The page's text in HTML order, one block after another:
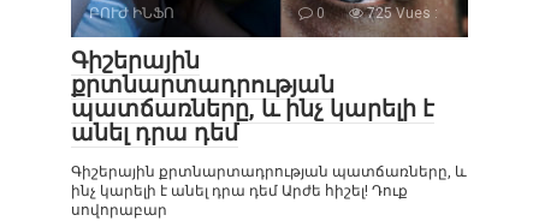
ԲՈՒԺ ԻՆՖՈ 0 725 Vues :
Գիշերային
քրտնարտադրության
պատճառները, և ինչ կարելի է
անել դրա դեմ
Գիշերային քրտնարտադրության պատճառները, և
ինչ կարելի է անել դրա դեմ Արժե հիշել! Դուք
սովորաբար